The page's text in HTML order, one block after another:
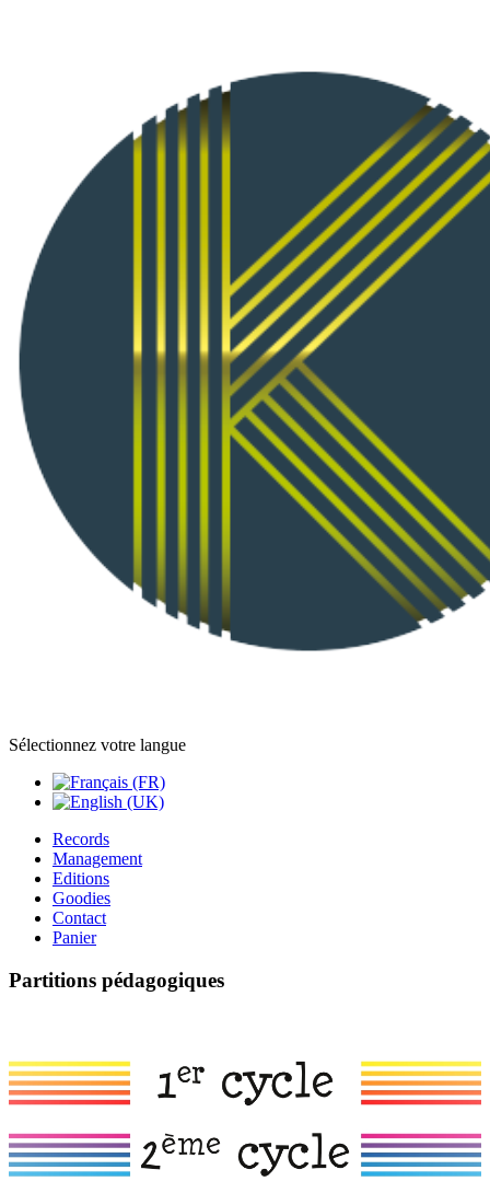
Sélectionnez votre langue
Records
Management
Editions
Goodies
Contact
Panier
Partitions pédagogiques